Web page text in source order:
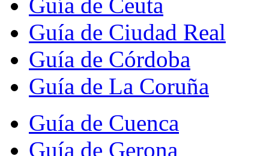
Guía de Ciudad Real
Guía de Córdoba
Guía de La Coruña
Guía de Cuenca
Guía de Gerona